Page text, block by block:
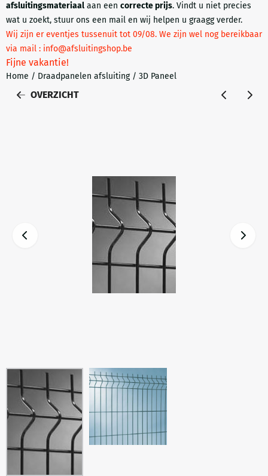
afsluitingsmateriaal aan een correcte prijs. Vindt u niet precies
wat u zoekt, stuur ons een mail en wij helpen u graagg verder.
Wij zijn er eventjes tussenuit tot 09/08. We zijn wel nog bereikbaar
via mail : info@afsluitingshop.be
Fijne vakantie!
Home / Draadpanelen afsluiting / 3D Paneel
OVERZICHT